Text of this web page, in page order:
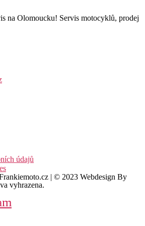
na Olomoucku! Servis motocyklů, prodej
údajů
| © 2023 Webdesign By
vyhrazena.